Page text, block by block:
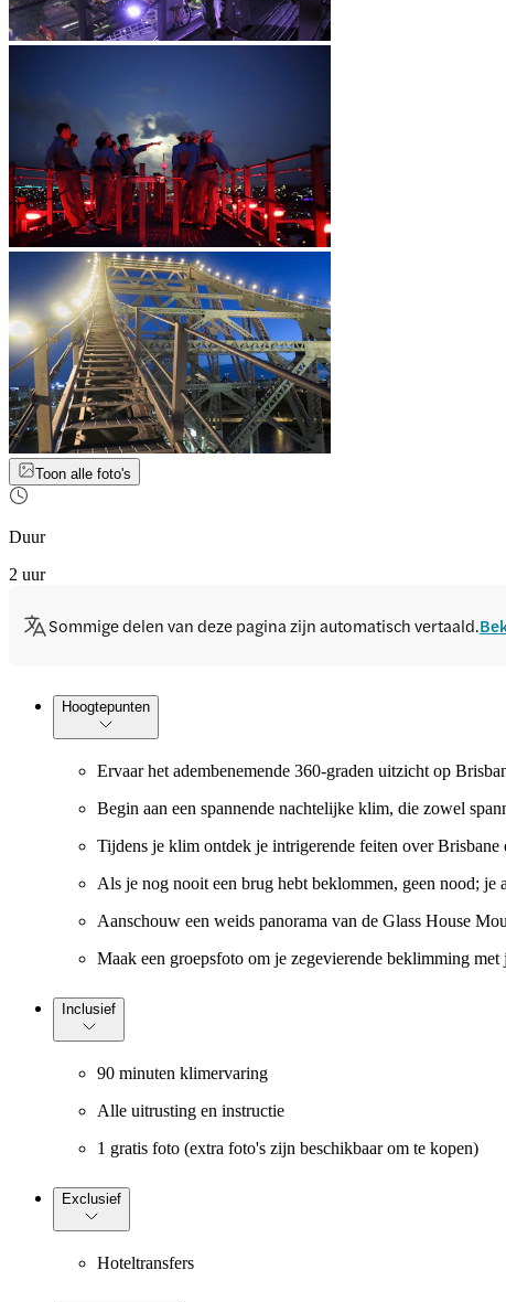
Toon alle foto's
Duur
2 uur
Sommige delen van deze pagina zijn automatisch vertaald.
Hoogtepunten
Ervaar het adembenemende 360-graden uitzicht op
Begin aan een spannende nachtelijke klim, die zowel
Tijdens je klim ontdek je intrigerende feiten over Brisbane
Als je nog nooit een brug hebt beklommen, geen nood;
Aanschouw een weids panorama van de Glass House
Maak een groepsfoto om je zegevierende beklimming met
Inclusief
90 minuten klimervaring
Alle uitrusting en instructie
1 gratis foto (extra foto's zijn beschikbaar om te kopen)
Exclusief
Hoteltransfers